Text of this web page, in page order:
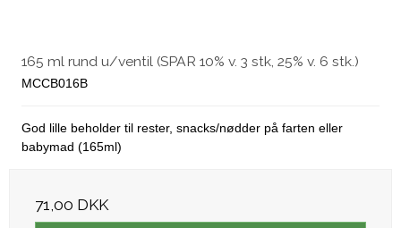
165 ml rund u/ventil (SPAR 10% v. 3 stk, 25% v. 6 stk.)
MCCB016B
God lille beholder til rester, snacks/nødder på farten eller
babymad (165ml)
71,00 DKK